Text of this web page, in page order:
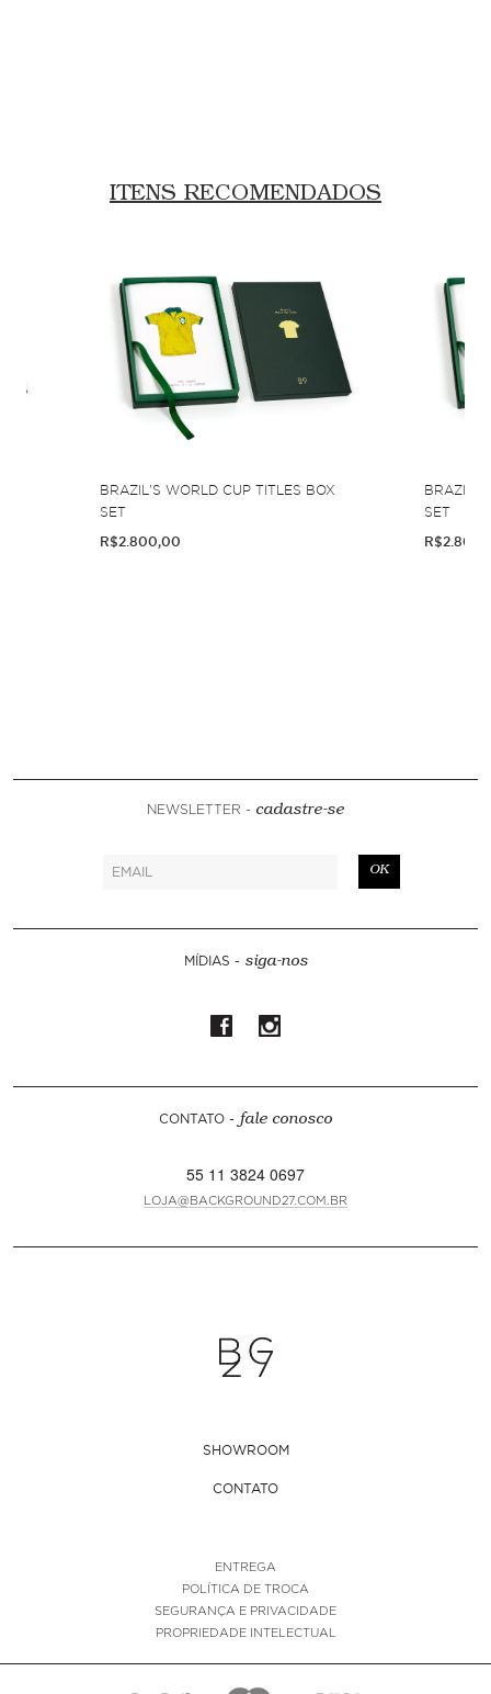
ITENS RECOMENDADOS
BRAZIL'S WORLD CUP TITLES BOX
SET
R$2.800,00
BRAZIL'S
SET
NEWSLETTER - cadastre-se
OK
MÍDIAS - siga-nos
CONTATO - fale conosco
55 11 3824 0697
LOJA@BACKGROUND27.COM.BR
SHOWROOM
CONTATO
ENTREGA
POLÍTICA DE TROCA
SEGURANÇA E PRIVACIDADE
PROPRIEDADE INTELECTUAL